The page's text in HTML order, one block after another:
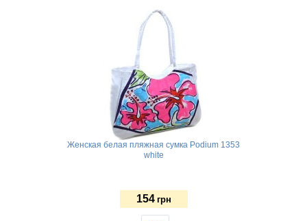
Женская белая пляжная сумка Podium 1353
white
154 грн